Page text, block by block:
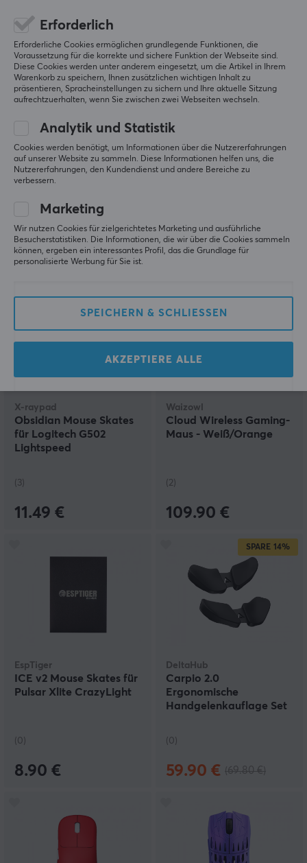
4114
Aim Sleeve V2 - Dusk -
Small
(0)
21.99 €
EspTiger
ICE v2 Mouse Skates
(0)
8.90 €
X-raypad
Obsidian Mouse Skates
für Logitech G502
Lightspeed
(3)
11.49 €
Waizowl
Cloud Wireless Gaming-
Maus - Weiß/Orange
(2)
109.90 €
EspTiger
ICE v2 Mouse Skates für
Pulsar Xlite CrazyLight
(0)
8.90 €
SPARE 14%
DeltaHub
Carpio 2.0
Ergonomische
Handgelenkauflage Set
(0)
59.90 €
Erforderlich
Erforderliche Cookies ermöglichen grundlegende Funktionen, die
Voraussetzung für die korrekte und sichere Funktion der Webseite sind.
Diese Cookies werden unter anderem eingesetzt, um die Artikel in Ihrem
Warenkorb zu speichern, Ihnen zusätzlichen wichtigen Inhalt zu
präsentieren, Spracheinstellungen zu sichern und Ihre aktuelle Sitzung
aufrechtzuerhalten, wenn Sie zwischen zwei Webseiten wechseln.
Analytik und Statistik
Cookies werden benötigt, um Informationen über die Nutzererfahrungen
auf unserer Website zu sammeln. Diese Informationen helfen uns, die
Nutzererfahrungen, den Kundendienst und andere Bereiche zu
verbessern.
Marketing
Wir nutzen Cookies für zielgerichtetes Marketing und ausführliche
Besucherstatistiken. Die Informationen, die wir über die Cookies sammeln
können, ergeben ein interessantes Profil, das die Grundlage für
personalisierte Werbung für Sie ist.
SPEICHERN & SCHLIESSEN
AKZEPTIERE ALLE